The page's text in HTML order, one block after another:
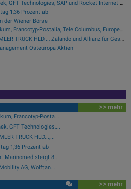
Wie Wirecard, Manz, Nemetschek, GFT Technologies, SAP und Rocket Internet für Gesprächsstoff sorgten
1,36 Prozent ab
der Wiener Börse
Wie Baumot Group, Rhoen-Klinikum, Francotyp-Postalia, Tele Columbus, European Lithium und Lanxess für Gesprächsstoff sorgten
Wie SAP, Scout24, Infineon, DAIMLER TRUCK HLD..., Zalando und Allianz für Gesprächsstoff im DAX sorgten
Osteuropa Aktien
>> mehr
Francotyp-Posta...
GFT Technologies,...
TRUCK HLD...,...
1,36 Prozent ab
Marinomed steigt 8...
AG, Wolftan...
>> mehr